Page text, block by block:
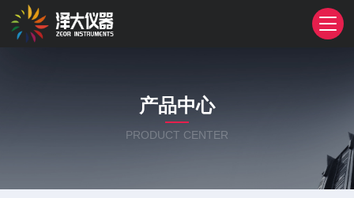
产品中心
PRODUCT CENTER